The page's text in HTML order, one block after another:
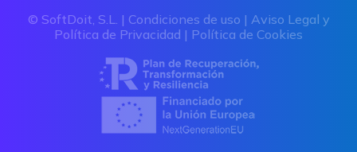
© SoftDoit, S.L. | Condiciones de uso | Aviso Legal y
Política de Privacidad | Política de Cookies